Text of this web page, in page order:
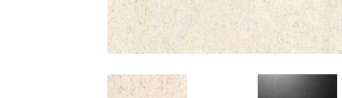
Vodomaterijal